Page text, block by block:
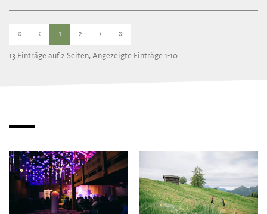
« ‹ 1 2 › »
13 Einträge auf 2 Seiten, Angezeigte Einträge 1-10